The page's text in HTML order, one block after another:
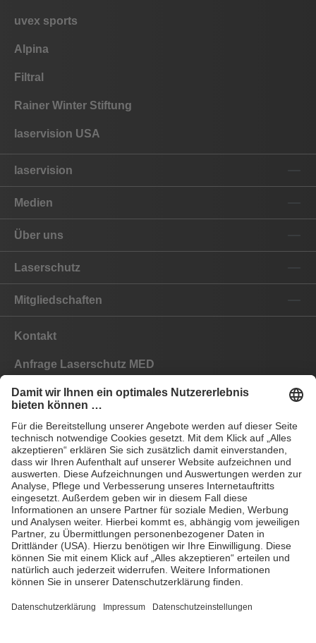
uvex sports
Alpina
Filtral
Rainer Winter Stiftung
laservision USA
laservision
Medien
Über uns
Laserschutz
Mitgliedschaften
Kontakt
Anfrage Laserschutz MED
Anfrage Laserschutz IND
EYEPRO Schutzstufenrechner
Gebrauchsanleitungen
Häufige Fragen
CE